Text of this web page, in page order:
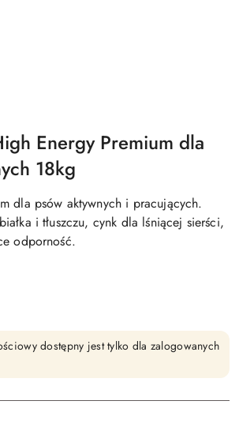
Energy Premium dla
18kg
dla psów aktywnych i pracujących.
i tłuszczu, cynk dla lśniącej sierści,
odporność.
dostępny jest tylko dla zalogowanych